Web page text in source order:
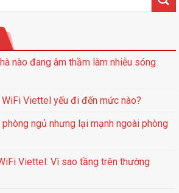
nào đang âm thầm làm nhiễu sóng
Viettel yếu đi đến mức nào?
ngủ nhưng lại mạnh ngoài phòng
Viettel: Vì sao tầng trên thường